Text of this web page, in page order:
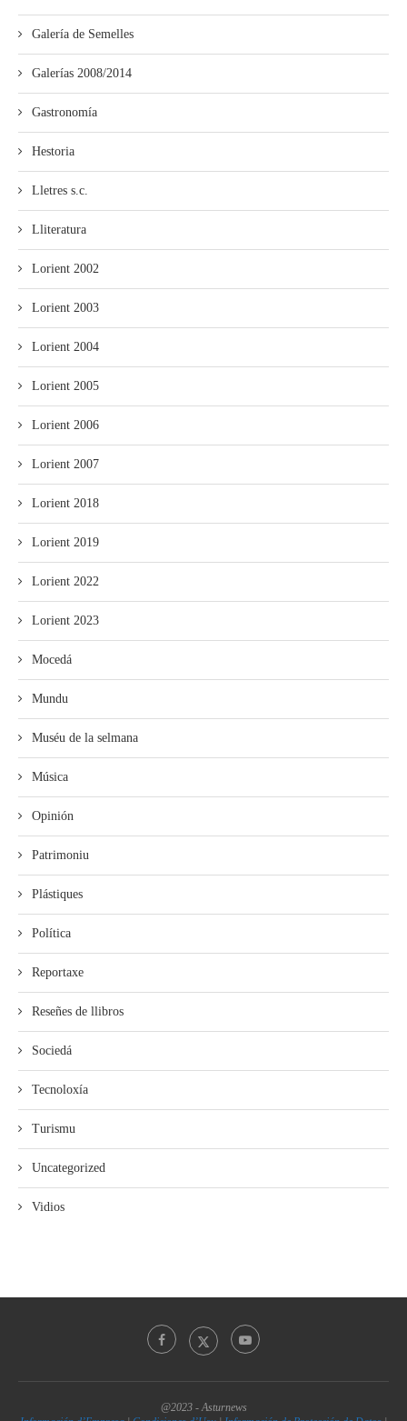
Galería de Semelles
Galerías 2008/2014
Gastronomía
Hestoria
Lletres s.c.
Lliteratura
Lorient 2002
Lorient 2003
Lorient 2004
Lorient 2005
Lorient 2006
Lorient 2007
Lorient 2018
Lorient 2019
Lorient 2022
Lorient 2023
Mocedá
Mundu
Muséu de la selmana
Música
Opinión
Patrimoniu
Plástiques
Política
Reportaxe
Reseñes de llibros
Sociedá
Tecnoloxía
Turismu
Uncategorized
Vidios
@2023 - Asturnews